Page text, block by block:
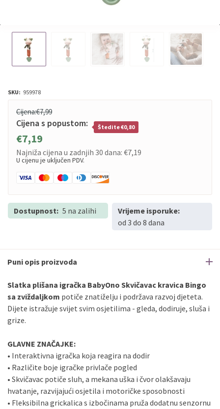
SKU: 959978
Cijena:€7,99
Cijena s popustom:
€7,19
Štedite €0,80
Najniža cijena u zadnjih 30 dana: €7,19
U cijenu je uključen PDV.
Dostupnost: 5 na zalihi
Vrijeme isporuke:
od 3 do 8 dana
Puni opis proizvoda
Slatka plišana igračka BabyOno Skvičavac kravica Bingo
sa zviždaljkom potiče znatiželju i podržava razvoj djeteta.
Dijete istražuje svijet svim osjetilima - gleda, dodiruje, sluša i
grize.
GLAVNE ZNAČAJKE:
• Interaktivna igračka koja reagira na dodir
• Različite boje igračke privlače pogled
• Skvičavac potiče sluh, a mekana uška i čvorolakšavaju
hvatanje, razvijajući osjetila i motoričke sposobnosti
• Fleksibilna grickalica s izbočinama pruža dodatnu senzornu